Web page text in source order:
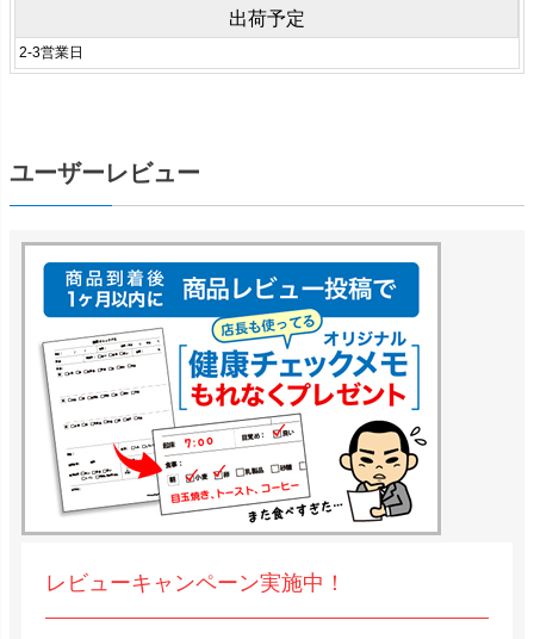
出荷予定
2-3営業日
ユーザーレビュー
レビューキャンペーン実施中！